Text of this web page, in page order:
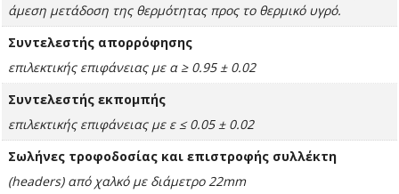
άμεση μετάδοση της θερμότητας προς το θερμικό υγρό.
Συντελεστής απορρόφησης
επιλεκτικής επιφάνειας με α ≥ 0.95 ± 0.02
Συντελεστής εκπομπής
επιλεκτικής επιφάνειας με ε ≤ 0.05 ± 0.02
Σωλήνες τροφοδοσίας και επιστροφής συλλέκτη
(headers) από χαλκό με διάμετρο 22mm